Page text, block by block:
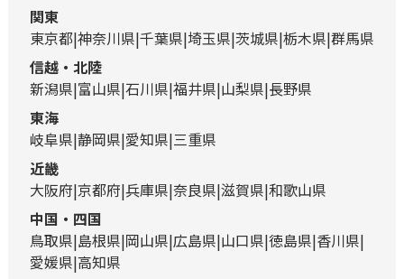
関東
東京都 神奈川県 千葉県 埼玉県 茨城県 栃木県 群馬県
信越・北陸
新潟県 富山県 石川県 福井県 山梨県 長野県
東海
岐阜県 静岡県 愛知県 三重県
近畿
大阪府 京都府 兵庫県 奈良県 滋賀県 和歌山県
中国・四国
鳥取県 島根県 岡山県 広島県 山口県 徳島県 香川県
愛媛県 高知県